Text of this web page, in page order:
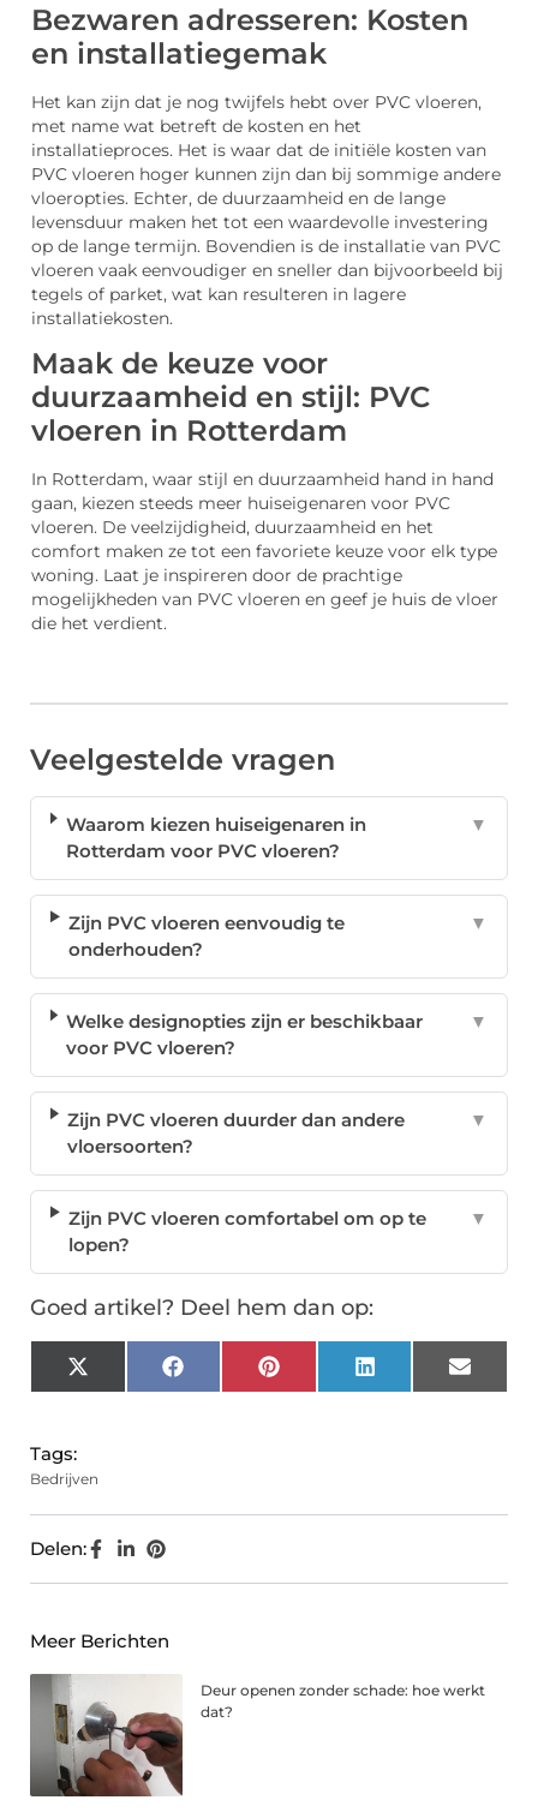
Bezwaren adresseren: Kosten
en installatiegemak
Het kan zijn dat je nog twijfels hebt over PVC vloeren,
met name wat betreft de kosten en het
installatieproces. Het is waar dat de initiële kosten van
PVC vloeren hoger kunnen zijn dan bij sommige andere
vloeropties. Echter, de duurzaamheid en de lange
levensduur maken het tot een waardevolle investering
op de lange termijn. Bovendien is de installatie van PVC
vloeren vaak eenvoudiger en sneller dan bijvoorbeeld bij
tegels of parket, wat kan resulteren in lagere
installatiekosten.
Maak de keuze voor
duurzaamheid en stijl: PVC
vloeren in Rotterdam
In Rotterdam, waar stijl en duurzaamheid hand in hand
gaan, kiezen steeds meer huiseigenaren voor PVC
vloeren. De veelzijdigheid, duurzaamheid en het
comfort maken ze tot een favoriete keuze voor elk type
woning. Laat je inspireren door de prachtige
mogelijkheden van PVC vloeren en geef je huis de vloer
die het verdient.
Veelgestelde vragen
Waarom kiezen huiseigenaren in
Rotterdam voor PVC vloeren?
▼
Zijn PVC vloeren eenvoudig te
onderhouden?
▼
Welke designopties zijn er beschikbaar
voor PVC vloeren?
▼
Zijn PVC vloeren duurder dan andere
vloersoorten?
▼
Zijn PVC vloeren comfortabel om op te
lopen?
▼
Goed artikel? Deel hem dan op:
X
(Twitter)
FacebookPinterest LinkedIn Email
Tags:
Bedrijven
Delen:
Meer Berichten
Deur openen zonder schade: hoe werkt
dat?